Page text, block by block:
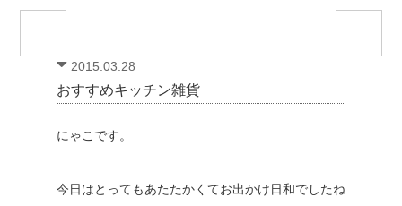
2015.03.28
おすすめキッチン雑貨
にゃこです。
今日はとってもあたたかくてお出かけ日和でしたね